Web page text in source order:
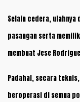
Selain cedera,
pasangan serta
membuat Jese
Padahal, secara
beroperasi di semua